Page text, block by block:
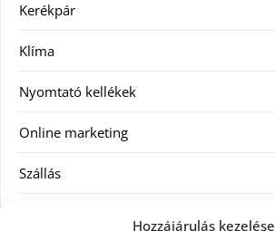
Hozzájárulás kezelése
Kerékpár
Klíma
Nyomtató kellékek
Online marketing
Szállás